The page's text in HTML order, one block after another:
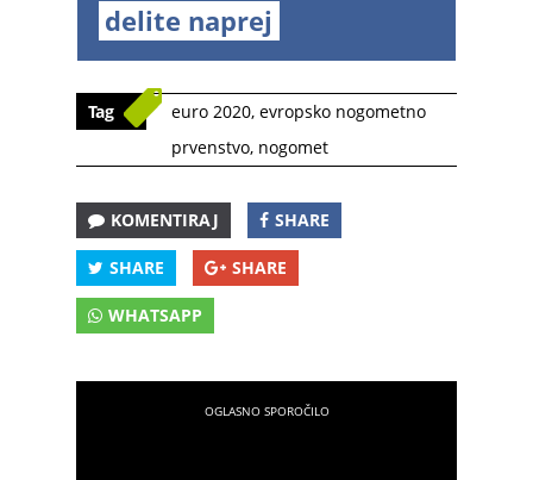
delite naprej
Tag euro 2020, evropsko nogometno
prvenstvo, nogomet
KOMENTIRAJ SHARE
SHARE SHARE
WHATSAPP